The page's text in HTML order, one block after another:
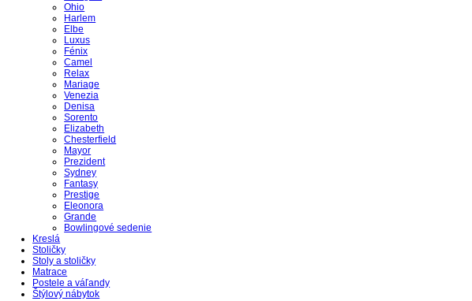
Ohio
Harlem
Elbe
Luxus
Fénix
Camel
Relax
Mariage
Venezia
Denisa
Sorento
Elizabeth
Chesterfield
Mayor
Prezident
Sydney
Fantasy
Prestige
Eleonora
Grande
Bowlingové sedenie
Kreslá
Stoličky
Stoly a stoličky
Matrace
Postele a váľandy
Štýlový nábytok